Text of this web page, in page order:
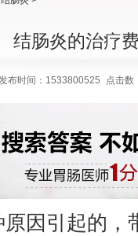
结肠炎的治疗
布时间：1533800525 点击数
引起的，